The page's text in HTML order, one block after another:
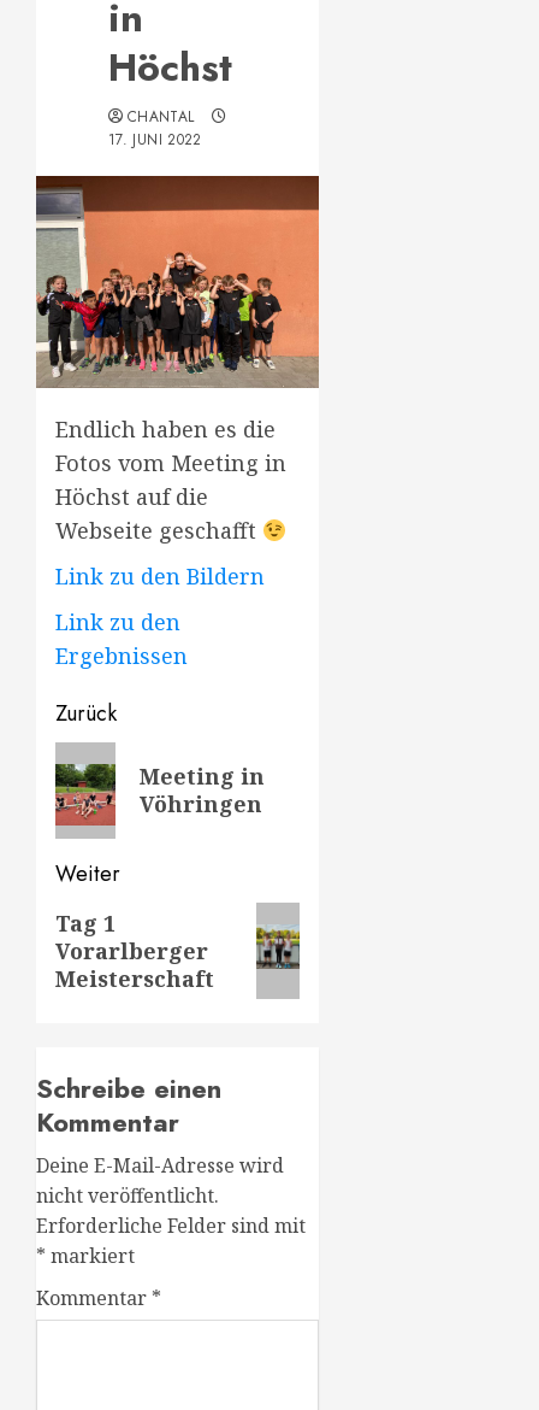
in
Höchst
CHANTAL
17. JUNI 2022
Endlich haben es die
Fotos vom Meeting in
Höchst auf die
Webseite geschafft
Link zu den Bildern
Link zu den
Ergebnissen
Beitragsnavigation
Zurück
Vorheriger
Beitrag:
Meeting in
Vöhringen
Weiter
Nächster
Beitrag:
Tag 1
Vorarlberger
Meisterschaft
Schreibe einen
Kommentar
Deine E-Mail-Adresse wird
nicht veröffentlicht.
Erforderliche Felder sind mit
* markiert
Kommentar *